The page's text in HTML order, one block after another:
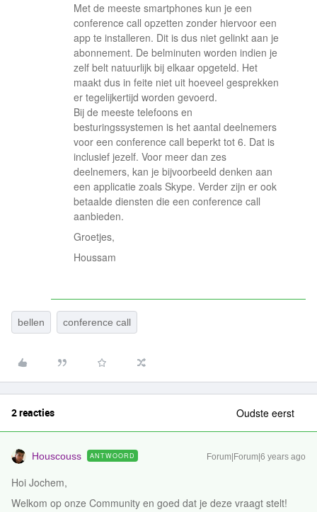
Met de meeste smartphones kun je een
conference call opzetten zonder hiervoor een
app te installeren. Dit is dus niet gelinkt aan je
abonnement. De belminuten worden indien je
zelf belt natuurlijk bij elkaar opgeteld. Het
maakt dus in feite niet uit hoeveel gesprekken
er tegelijkertijd worden gevoerd.
Bij de meeste telefoons en
besturingssystemen is het aantal deelnemers
voor een conference call beperkt tot 6. Dat is
inclusief jezelf. Voor meer dan zes
deelnemers, kan je bijvoorbeeld denken aan
een applicatie zoals Skype. Verder zijn er ook
betaalde diensten die een conference call
aanbieden.
Groetjes,
Houssam
bellen conference call
2 reacties Oudste eerst
Houscouss ANTWOORD Forum|Forum|6 years ago
Hoi Jochem,
Welkom op onze Community en goed dat je deze vraagt stelt!